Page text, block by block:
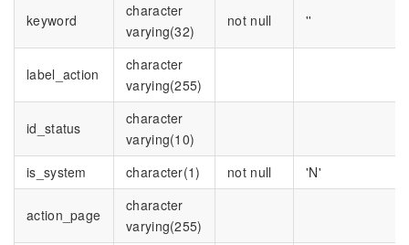
keyword
character
varying(32)
not null ''
label_action
character
varying(255)
id_status
character
varying(10)
is_system
character(1) not null 'N'
action_page
character
varying(255)